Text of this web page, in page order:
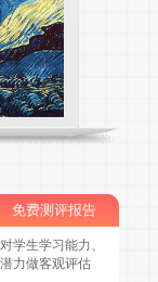
免费测评报告
对学生学习能力、
潜力做客观评估